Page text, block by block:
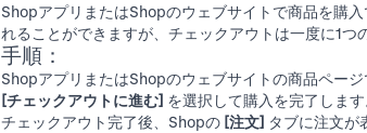
ShopアプリまたはShopのウェブサイト で商品を購
れることができますが、チェックアウトは一度に1つ
手順：
ShopアプリまたはShopのウェブサイトの商品ページ
[チェックアウトに進む] を選択して購入を完了します
チェックアウト完了後、Shopの [注文] タブに注文が